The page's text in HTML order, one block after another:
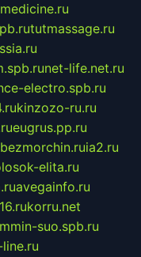
tutmassage.ru
net-life.net.ru
electro.spb.ru
kinzozo-ru.ru
eugrus.pp.ru
bezmorchin.ruia2.ru
elita.ru
avegainfo.ru
korru.net
suo.spb.ru